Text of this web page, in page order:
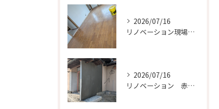
2026/07/16
リノベーション現場 灘崎
2026/07/16
リノベーション 赤磐 瀬戸